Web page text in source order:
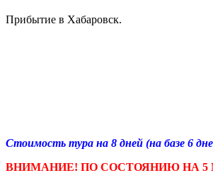
Прибытие в Хабаровск.
Стоимость тура на 8 дней (на базе 6
ВНИМАНИЕ! ПО СОСТОЯНИЮ НА 5